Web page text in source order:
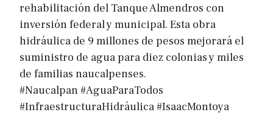
rehabilitación del Tanque Almendros con
inversión federal y municipal. Esta obra
hidráulica de 9 millones de pesos mejorará el
suministro de agua para diez colonias y miles
de familias naucalpenses.
#Naucalpan #AguaParaTodos
#InfraestructuraHidráulica #IsaacMontoya